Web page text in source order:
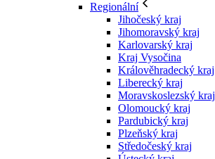
Regionální
Jihočeský kraj
Jihomoravský kraj
Karlovarský kraj
Kraj Vysočina
Králověhradecký kraj
Liberecký kraj
Moravskoslezský kraj
Olomoucký kraj
Pardubický kraj
Plzeňský kraj
Středočeský kraj